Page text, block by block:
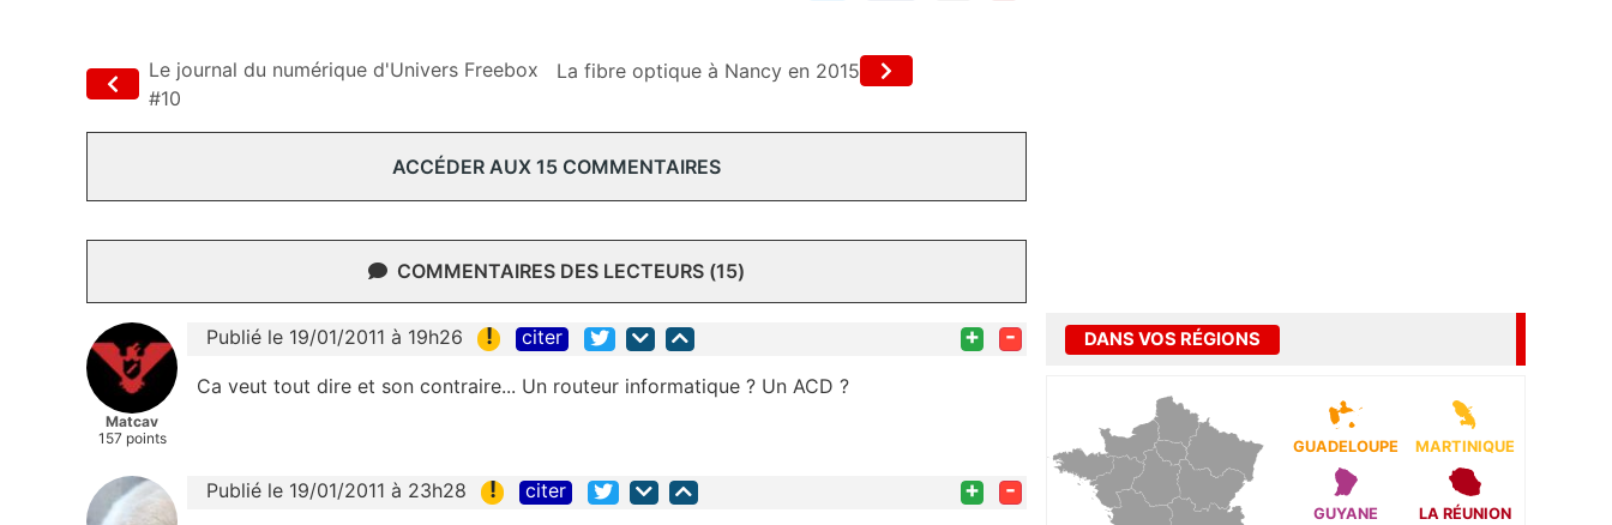
Le journal du numérique d'Univers Freebox
#10
La fibre optique à Nancy en 2015
ACCÉDER AUX 15 COMMENTAIRES
COMMENTAIRES DES LECTEURS (15)
Matcav
157 points
Publié le 19/01/2011 à 19h26 ! citer + -
Ca veut tout dire et son contraire... Un routeur informatique ? Un ACD ?
Publié le 19/01/2011 à 23h28 ! citer + -
DANS VOS RÉGIONS
GUADELOUPE MARTINIQUE
GUYANE LA RÉUNION